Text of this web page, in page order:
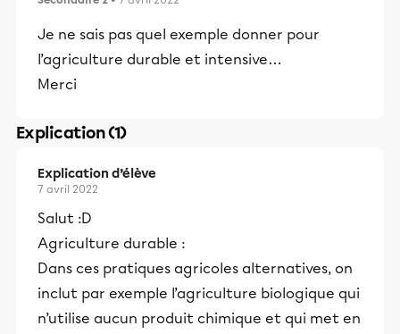
Je ne sais pas quel exemple donner pour
l’agriculture durable et intensive…
Merci
Explication (1)
Explication d’élève
7 avril 2022
Salut :D
Agriculture durable :
Dans ces pratiques agricoles alternatives, on
inclut par exemple l’agriculture biologique qui
n’utilise aucun produit chimique et qui met en